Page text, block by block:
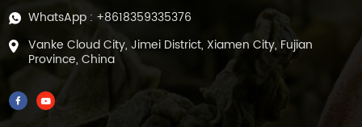
WhatsApp : +8618359335376
Vanke Cloud City, Jimei District, Xiamen City, Fujian
Province, China